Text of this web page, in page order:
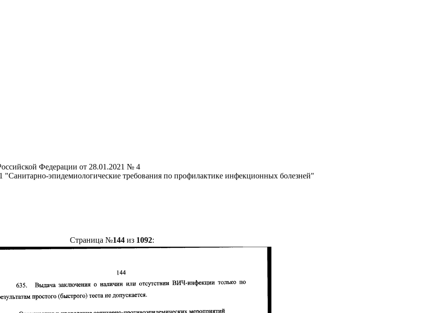
Федерации от 28.01.2021 № 4
эпидемиологические требования по профилактике инфекционных болезней"
Страница №144из 1092: